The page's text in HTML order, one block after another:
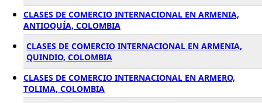
CLASES DE COMERCIO INTERNACIONAL EN ARMENIA,
ANTIOQUÍA, COLOMBIA
CLASES DE COMERCIO INTERNACIONAL EN ARMENIA,
QUINDIO, COLOMBIA
CLASES DE COMERCIO INTERNACIONAL EN ARMERO,
TOLIMA, COLOMBIA